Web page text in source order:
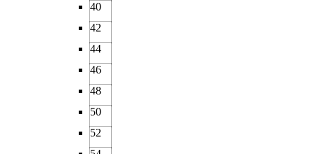
40
42
44
46
48
50
52